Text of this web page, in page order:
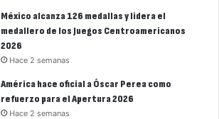
México alcanza 126 medallas y lidera el
medallero de los Juegos Centroamericanos
2026
Hace 2 semanas
América hace oficial a Óscar Perea como
refuerzo para el Apertura 2026
Hace 2 semanas